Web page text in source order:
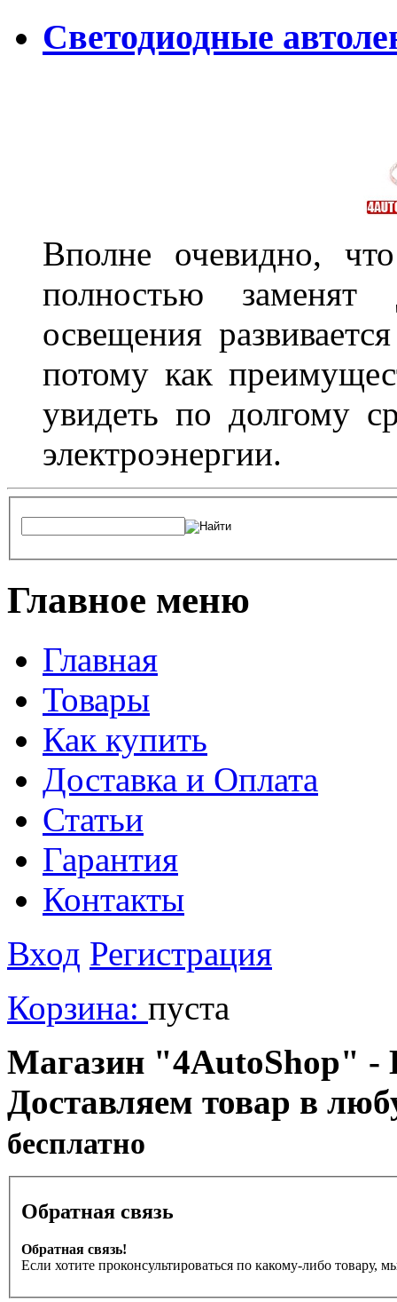
Светодиодные
Вполне очевидно,
полностью
освещения
потому как
увидеть по долгому
электроэнергии.
Главное меню
Главная
Товары
Как купить
Доставка и Оплата
Статьи
Гарантия
Контакты
Вход Регистрация
Корзина: пуста
Магазин "4AutoShop" -
Доставляем товар в
бесплатно
Обратная связь
Обратная связь!
Если хотите проконсультироваться по какому-либо товару,